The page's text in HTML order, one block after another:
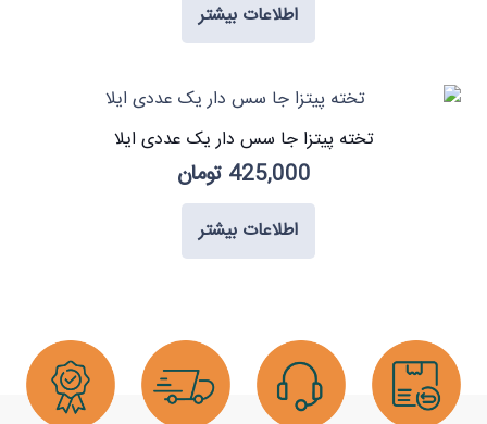
اطلاعات بیشتر
تخته پیتزا جا سس دار یک عددی ایلا
425,000 تومان
اطلاعات بیشتر